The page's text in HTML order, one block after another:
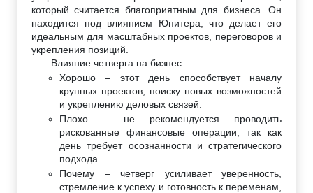
который считается благоприятным для бизнеса. Он
находится под влиянием Юпитера, что делает его
идеальным для масштабных проектов, переговоров и
укрепления позиций.
Влияние четверга на бизнес:
Хорошо – этот день способствует началу
крупных проектов, поиску новых возможностей
и укреплению деловых связей.
Плохо – не рекомендуется проводить
рискованные финансовые операции, так как
день требует осознанности и стратегического
подхода.
Почему – четверг усиливает уверенность,
стремление к успеху и готовность к переменам,